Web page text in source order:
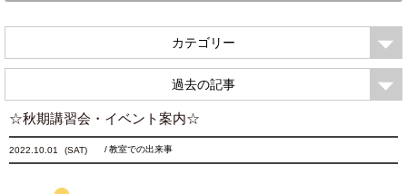
カテゴリー
過去の記事
☆秋期講習会・イベント案内☆
2022.10.01 (SAT) 教室での出来事